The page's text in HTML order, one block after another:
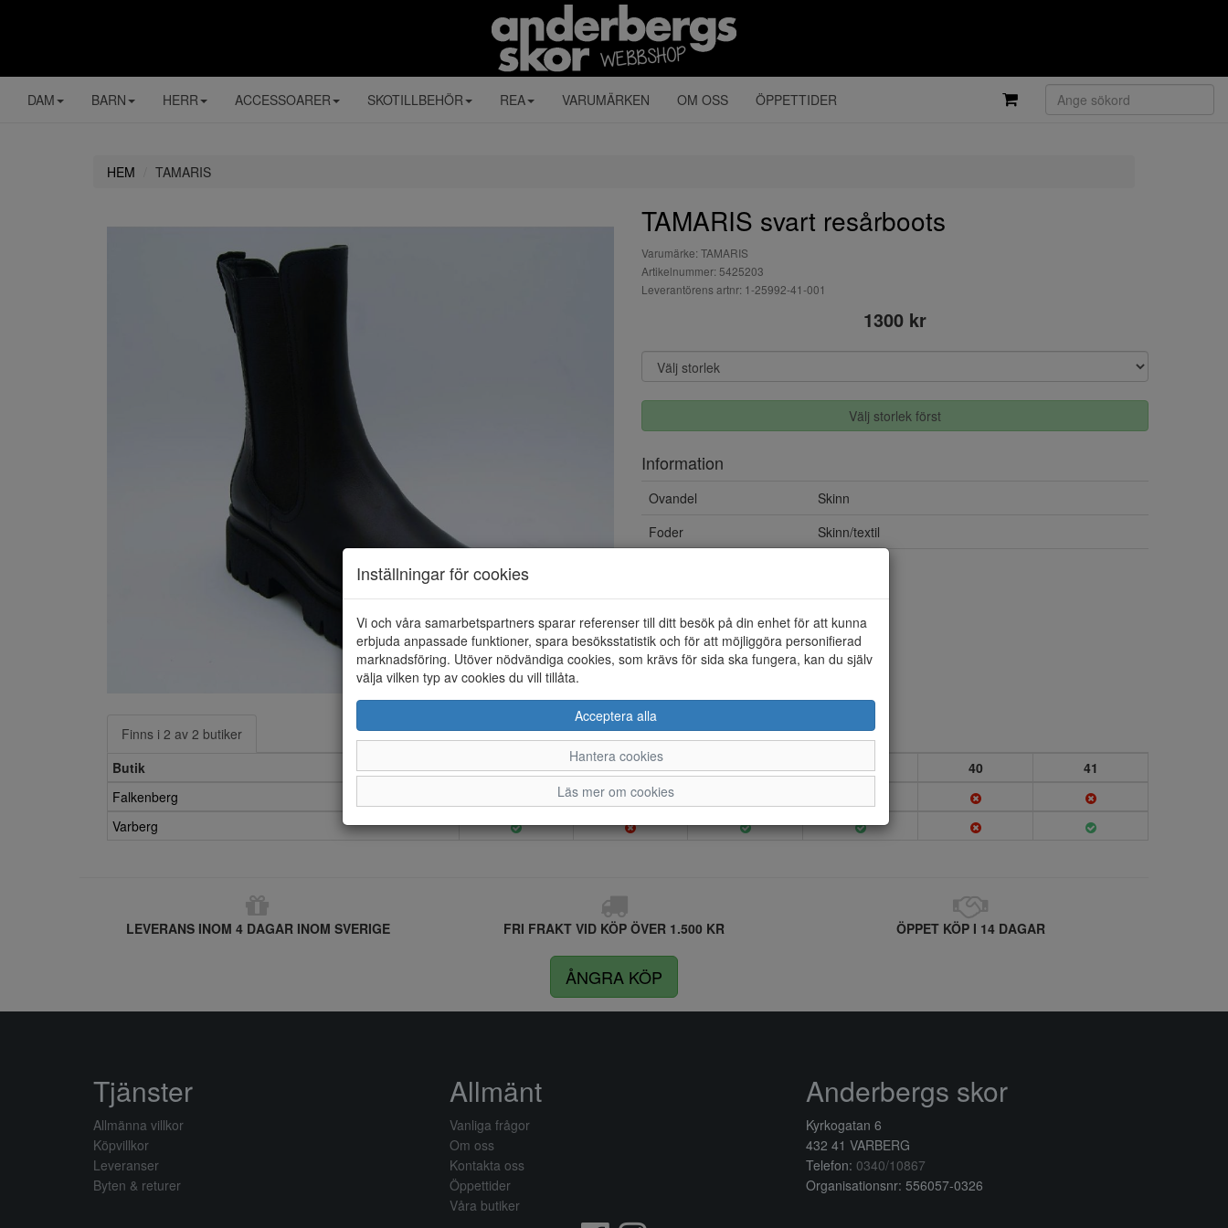
DAM BARN HERR ACCESSOARER SKOTILLBEHÖR REA VARUMÄRKEN OM OSS ÖPPETTIDER
HEM TAMARIS
TAMARIS svart resårboots
Varumärke: TAMARIS
Artikelnummer: 5425203
Leverantörens artnr: 1-25992-41-001
1300 kr
Välj storlek först
Information
Ovandel
Skinn
Foder
Skinn/textil
Finns i 2 av 2 butiker
Butik
36 37 38 39 40
41
Falkenberg
Varberg
LEVERANS INOM 4 DAGAR INOM SVERIGE FRI FRAKT VID KÖP ÖVER 1.500 KR ÖPPET KÖP I 14 DAGAR
ÅNGRA KÖP
Inställningar för cookies
Vi och våra samarbetspartners sparar referenser till ditt besök på din enhet för att kunna
erbjuda anpassade funktioner, spara besöksstatistik och för att möjliggöra personifierad
marknadsföring. Utöver nödvändiga cookies, som krävs för sida ska fungera, kan du själv
välja vilken typ av cookies du vill tillåta.
Acceptera alla
Hantera cookies
Läs mer om cookies
Tjänster
Allmänna villkor
Köpvillkor
Leveranser
Byten & returer
Allmänt
Vanliga frågor
Om oss
Kontakta oss
Öppettider
Våra butiker
Anderbergs skor
Kyrkogatan 6
432 41 VARBERG
Telefon: 0340/10867
Organisationsnr: 556057-0326